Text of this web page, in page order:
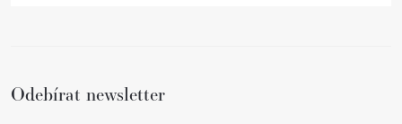
Odebírat newsletter